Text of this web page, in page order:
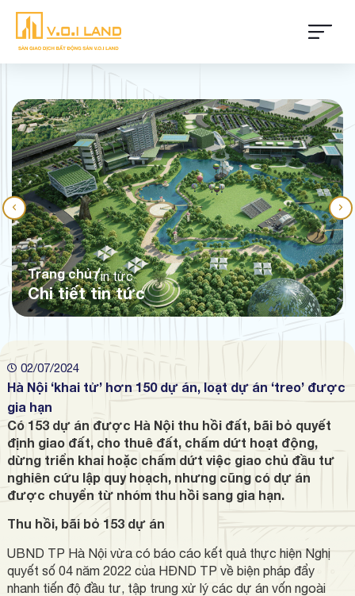
Trang chủTin tức
Chi tiết tin tức
02/07/2024
Hà Nội ‘khai tử’ hơn 150 dự án, loạt dự án ‘treo’ được
gia hạn
Có 153 dự án được Hà Nội thu hồi đất, bãi bỏ quyết
định giao đất, cho thuê đất, chấm dứt hoạt động,
dừng triển khai hoặc chấm dứt việc giao chủ đầu tư
nghiên cứu lập quy hoạch, nhưng cũng có dự án
được chuyển từ nhóm thu hồi sang gia hạn.
Thu hồi, bãi bỏ 153 dự án
UBND TP Hà Nội vừa có báo cáo kết quả thực hiện Nghị
quyết số 04 năm 2022 của HĐND TP về biện pháp đẩy
nhanh tiến độ đầu tư, tập trung xử lý các dự án vốn ngoài